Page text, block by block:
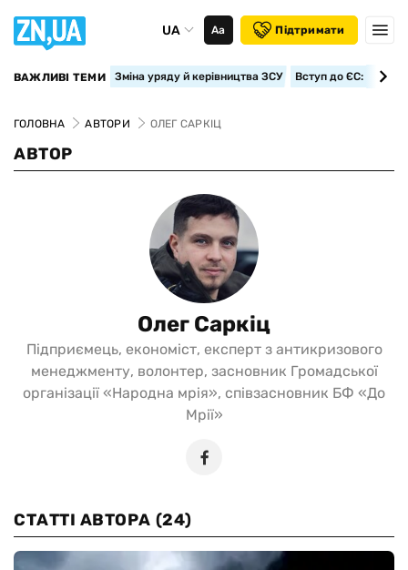
UA Аа Підтримати
ВАЖЛИВІ ТЕМИ Зміна уряду й керівництва ЗСУ Вступ до ЄС:
ГОЛОВНА АВТОРИ ОЛЕГ САРКІЦ
АВТОР
Олег Саркіц
Підприємець, економіст, експерт з антикризового
менеджменту, волонтер, засновник Громадської
організації «Народна мрія», співзасновник БФ «До
Мрії»
СТАТТІ АВТОРА (24)